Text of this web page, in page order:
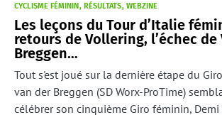
CYCLISME FÉMININ RÉSULTATS WEBZINE
Les leçons du Tour d’Italie
retours de Vollering, l’échec de
Breggen…
Tout s'est joué sur la dernière étape du
van der Breggen (SD Worx-ProTime)
célébrer son cinquième Giro féminin, Demi